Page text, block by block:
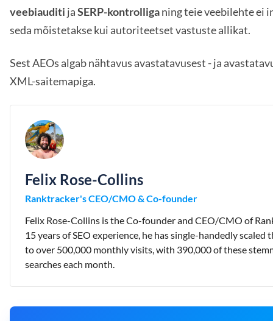
veebiauditi jaSERP-kontrolliganing teie veebilehte ei
seda mõistetakse kui autoriteetset vastuste allikat.
Sest AEOs algab nähtavus avastatavusest - ja
XML-saitemapiga.
Felix Rose-Collins
Ranktracker's CEO/CMO & Co-founder
Felix Rose-Collins is the Co-founder and CEO/CMO of
15 years of SEO experience, he has single-handedly scaled
to over 500,000 monthly visits, with 390,000 of these
searches each month.